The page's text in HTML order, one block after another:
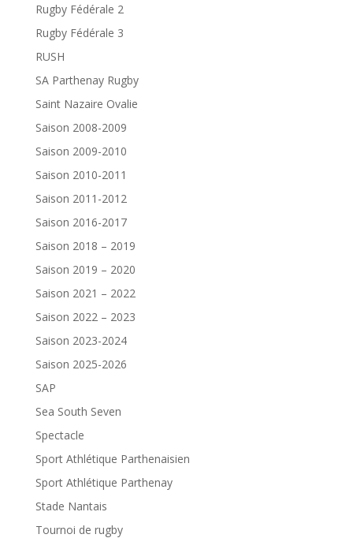
Rugby Fédérale 2
Rugby Fédérale 3
RUSH
SA Parthenay Rugby
Saint Nazaire Ovalie
Saison 2008-2009
Saison 2009-2010
Saison 2010-2011
Saison 2011-2012
Saison 2016-2017
Saison 2018 – 2019
Saison 2019 – 2020
Saison 2021 – 2022
Saison 2022 – 2023
Saison 2023-2024
Saison 2025-2026
SAP
Sea South Seven
Spectacle
Sport Athlétique Parthenaisien
Sport Athlétique Parthenay
Stade Nantais
Tournoi de rugby